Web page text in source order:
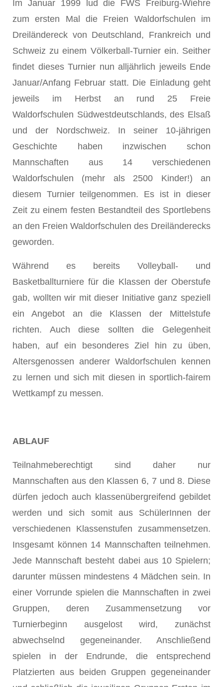
Im Januar 1999 lud die FWS Freiburg-Wiehre
zum ersten Mal die Freien Waldorfschulen im
Dreiländereck von Deutschland, Frankreich und
Schweiz zu einem Völkerball-Turnier ein. Seither
findet dieses Turnier nun alljährlich jeweils Ende
Januar/Anfang Februar statt. Die Einladung geht
jeweils im Herbst an rund 25 Freie
Waldorfschulen Südwestdeutschlands, des Elsaß
und der Nordschweiz. In seiner 10-jährigen
Geschichte haben inzwischen schon
Mannschaften aus 14 verschiedenen
Waldorfschulen (mehr als 2500 Kinder!) an
diesem Turnier teilgenommen. Es ist in dieser
Zeit zu einem festen Bestandteil des Sportlebens
an den Freien Waldorfschulen des Dreiländerecks
geworden.
Während es bereits Volleyball- und
Basketballturniere für die Klassen der Oberstufe
gab, wollten wir mit dieser Initiative ganz speziell
ein Angebot an die Klassen der Mittelstufe
richten. Auch diese sollten die Gelegenheit
haben, auf ein besonderes Ziel hin zu üben,
Altersgenossen anderer Waldorfschulen kennen
zu lernen und sich mit diesen in sportlich-fairem
Wettkampf zu messen.
ABLAUF
Teilnahmeberechtigt sind daher nur
Mannschaften aus den Klassen 6, 7 und 8. Diese
dürfen jedoch auch klassenübergreifend gebildet
werden und sich somit aus SchülerInnen der
verschiedenen Klassenstufen zusammensetzen.
Insgesamt können 14 Mannschaften teilnehmen.
Jede Mannschaft besteht dabei aus 10 Spielern;
darunter müssen mindestens 4 Mädchen sein. In
einer Vorrunde spielen die Mannschaften in zwei
Gruppen, deren Zusammensetzung vor
Turnierbeginn ausgelost wird, zunächst
abwechselnd gegeneinander. Anschließend
spielen in der Endrunde, die entsprechend
Platzierten aus beiden Gruppen gegeneinander